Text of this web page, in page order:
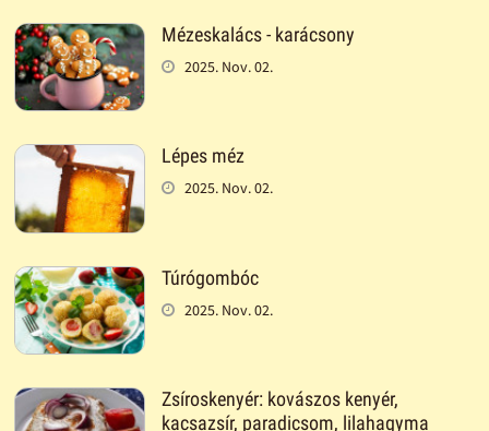
Mézeskalács - karácsony
2025. Nov. 02.
Lépes méz
2025. Nov. 02.
Túrógombóc
2025. Nov. 02.
Zsíroskenyér: kovászos kenyér,
kacsazsír, paradicsom, lilahagyma